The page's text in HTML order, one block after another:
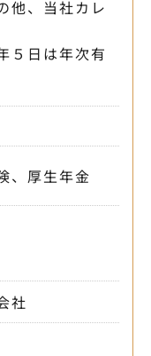
他、当社カレ
５日は年次有
、厚生年金
社